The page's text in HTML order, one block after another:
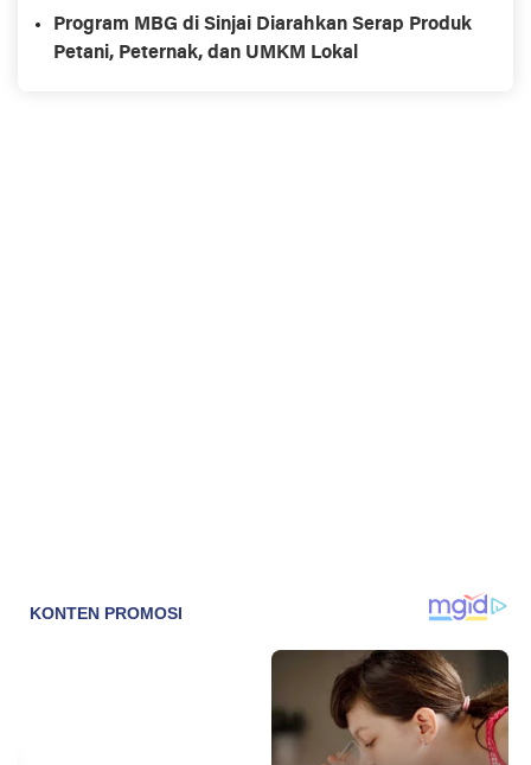
Program MBG di Sinjai Diarahkan Serap Produk
Petani, Peternak, dan UMKM Lokal